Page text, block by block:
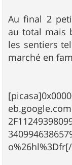
Au final 2
au total mais
les sentiers
marché en